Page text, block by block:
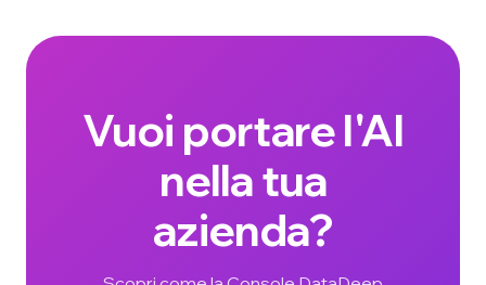
Vuoi portare l'AI
nella tua
azienda?